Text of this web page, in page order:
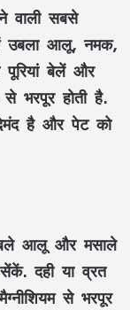
वाली सबसे
उबला आलू, नमक,
पूरियां बेलें और
भरपूर होती है.
है और पेट को
आलू और मसाले
दही या व्रत
से भरपूर